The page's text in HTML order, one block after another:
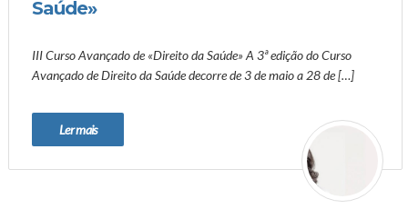
Saúde»
III Curso Avançado de «Direito da Saúde» A 3ª edição do Curso
Avançado de Direito da Saúde decorre de 3 de maio a 28 de […]
Ler mais